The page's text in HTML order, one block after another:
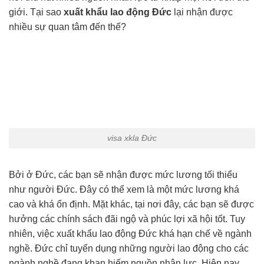
giới. Tại sao xuất khẩu lao động Đức lại nhận được
nhiều sự quan tâm đến thế?
visa xkla Đức
Bởi ở Đức, các bạn sẽ nhận được mức lương tối thiểu
như người Đức. Đây có thể xem là một mức lương khá
cao và khá ổn định. Mặt khác, tại nơi đây, các bạn sẽ được
hưởng các chính sách đãi ngộ và phúc lợi xã hội tốt. Tuy
nhiên, việc xuất khẩu lao động Đức khá hạn chế về ngành
nghề. Đức chỉ tuyển dụng những người lao động cho các